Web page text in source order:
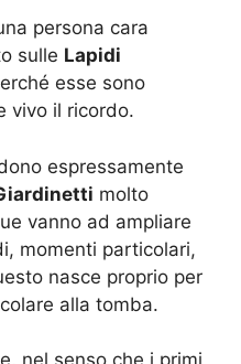
persona cara
sulle Lapidi
esse sono
vivo il ricordo.
espressamente
molto
vanno ad ampliare
momenti particolari,
nasce proprio per
alla tomba.